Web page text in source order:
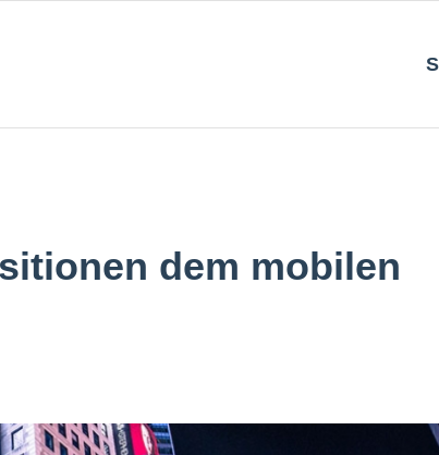
dem mobilen